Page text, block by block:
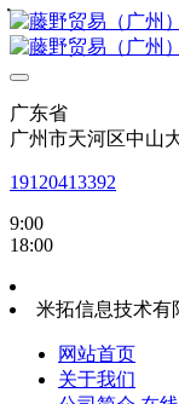
广东省
广州市天河区中山
19120413392
9:00
18:00
米拓信息技术有
网站首页
关于我们
・
・
・
・